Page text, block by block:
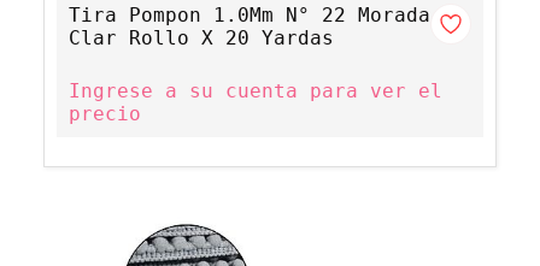
Tira Pompon 1.0Mm N° 22 Morada
Clar Rollo X 20 Yardas
Ingrese a su cuenta para ver el
precio